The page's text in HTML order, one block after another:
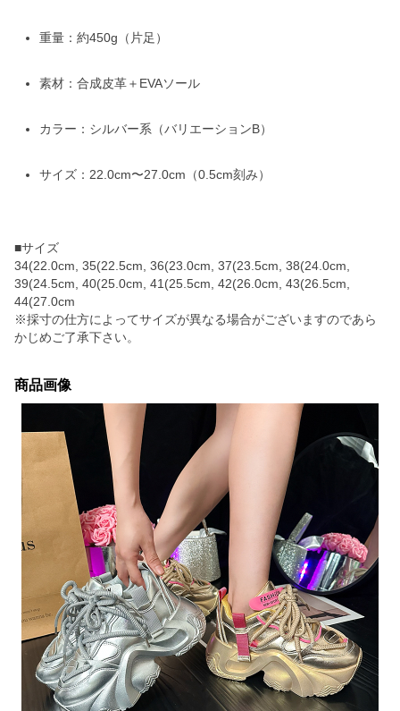
重量：約450g（片足）
素材：合成皮革＋EVAソール
カラー：シルバー系（バリエーションB）
サイズ：22.0cm〜27.0cm（0.5cm刻み）
■サイズ
34(22.0cm, 35(22.5cm, 36(23.0cm, 37(23.5cm, 38(24.0cm,
39(24.5cm, 40(25.0cm, 41(25.5cm, 42(26.0cm, 43(26.5cm,
44(27.0cm
※採寸の仕方によってサイズが異なる場合がございますのであら
かじめご了承下さい。
商品画像